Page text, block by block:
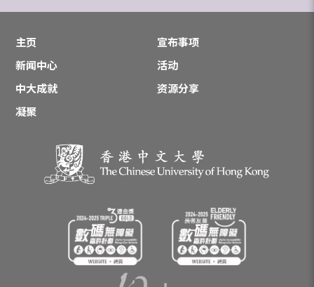
主页
宣布事项
新闻中心
活动
中大成就
资源分享
凝聚